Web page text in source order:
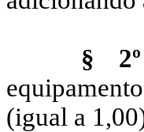
§ 2º
(igual a